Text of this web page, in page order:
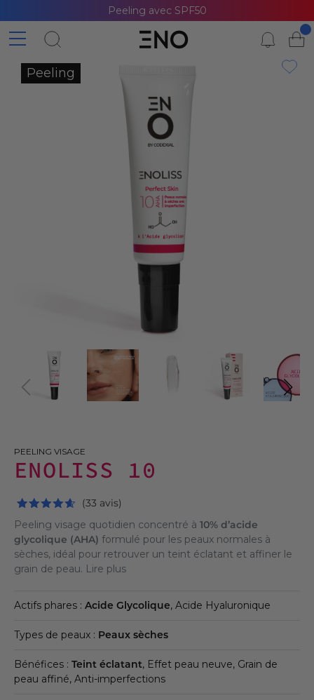
Peeling
PEELING VISAGE
ENOLISS 10
(33 avis)
Peeling visage quotidien concentré à 10% d’acide
glycolique (AHA) formulé pour les peaux normales à
sèches, idéal pour retrouver un teint éclatant et affiner le
grain de peau. Lire plus
Actifs phares : Acide Glycolique, Acide Hyaluronique
Types de peaux : Peaux sèches
Bénéfices : Teint éclatant, Effet peau neuve, Grain de
peau affiné, Anti-imperfections
Peeling avec SPF50